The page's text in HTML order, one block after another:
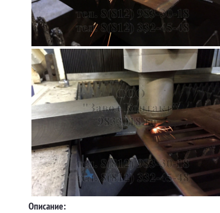
Описание: